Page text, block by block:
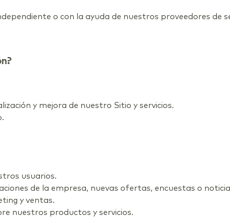
o con la ayuda de nuestros proveedores de
y mejora de nuestro Sitio y servicios.
usuarios.
de la empresa, nuevas ofertas, encuestas o
y ventas.
nuestros productos y servicios.